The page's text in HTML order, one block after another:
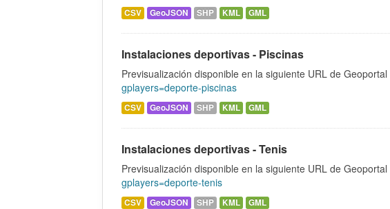
CSV GeoJSON SHP KML GML
Instalaciones deportivas - Piscinas
Previsualización disponible en la siguiente URL de Geoportal
gplayers=deporte-piscinas
CSV GeoJSON SHP KML GML
Instalaciones deportivas - Tenis
Previsualización disponible en la siguiente URL de Geoportal
gplayers=deporte-tenis
CSV GeoJSON SHP KML GML